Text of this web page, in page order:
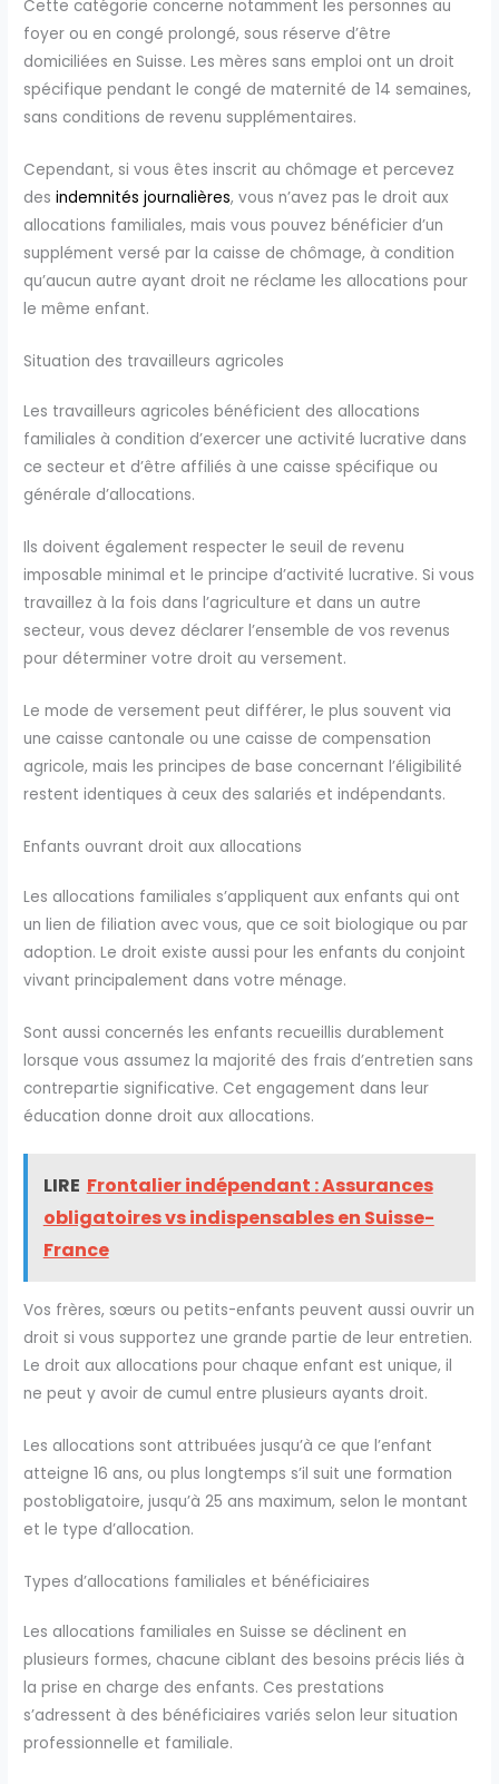
Cette catégorie concerne notamment les personnes au
foyer ou en congé prolongé, sous réserve d’être
domiciliées en Suisse. Les mères sans emploi ont un droit
spécifique pendant le congé de maternité de 14 semaines,
sans conditions de revenu supplémentaires.
Cependant, si vous êtes inscrit au chômage et percevez
desindemnités journalières, vous n’avez pas le droit aux
allocations familiales, mais vous pouvez bénéficier d’un
supplément versé par la caisse de chômage, à condition
qu’aucun autre ayant droit ne réclame les allocations pour
le même enfant.
Situation des travailleurs agricoles
Les travailleurs agricoles bénéficient des allocations
familiales à condition d’exercer une activité lucrative dans
ce secteur et d’être affiliés à une caisse spécifique ou
générale d’allocations.
Ils doivent également respecter le seuil de revenu
imposable minimal et le principe d’activité lucrative. Si vous
travaillez à la fois dans l’agriculture et dans un autre
secteur, vous devez déclarer l’ensemble de vos revenus
pour déterminer votre droit au versement.
Le mode de versement peut différer, le plus souvent via
une caisse cantonale ou une caisse de compensation
agricole, mais les principes de base concernant l’éligibilité
restent identiques à ceux des salariés et indépendants.
Enfants ouvrant droit aux allocations
Les allocations familiales s’appliquent aux enfants qui ont
un lien de filiation avec vous, que ce soit biologique ou par
adoption. Le droit existe aussi pour les enfants du conjoint
vivant principalement dans votre ménage.
Sont aussi concernés les enfants recueillis durablement
lorsque vous assumez la majorité des frais d’entretien sans
contrepartie significative. Cet engagement dans leur
éducation donne droit aux allocations.
LIRE Frontalier indépendant : Assurances
obligatoires vs indispensables en Suisse-
France
Vos frères, sœurs ou petits-enfants peuvent aussi ouvrir un
droit si vous supportez une grande partie de leur entretien.
Le droit aux allocations pour chaque enfant est unique, il
ne peut y avoir de cumul entre plusieurs ayants droit.
Les allocations sont attribuées jusqu’à ce que l’enfant
atteigne 16 ans, ou plus longtemps s’il suit une formation
postobligatoire, jusqu’à 25 ans maximum, selon le montant
et le type d’allocation.
Types d’allocations familiales et bénéficiaires
Les allocations familiales en Suisse se déclinent en
plusieurs formes, chacune ciblant des besoins précis liés à
la prise en charge des enfants. Ces prestations
s’adressent à des bénéficiaires variés selon leur situation
professionnelle et familiale.